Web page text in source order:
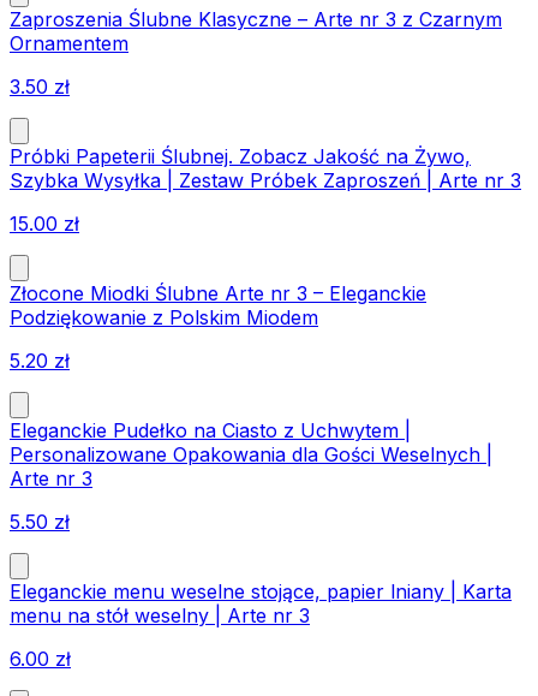
Zaproszenia Ślubne Klasyczne – Arte nr 3 z Czarnym
Ornamentem
3.50 zł
Próbki Papeterii Ślubnej. Zobacz Jakość na Żywo,
Szybka Wysyłka | Zestaw Próbek Zaproszeń | Arte nr 3
15.00 zł
Złocone Miodki Ślubne Arte nr 3 – Eleganckie
Podziękowanie z Polskim Miodem
5.20 zł
Eleganckie Pudełko na Ciasto z Uchwytem |
Personalizowane Opakowania dla Gości Weselnych |
Arte nr 3
5.50 zł
Eleganckie menu weselne stojące, papier lniany | Karta
menu na stół weselny | Arte nr 3
6.00 zł